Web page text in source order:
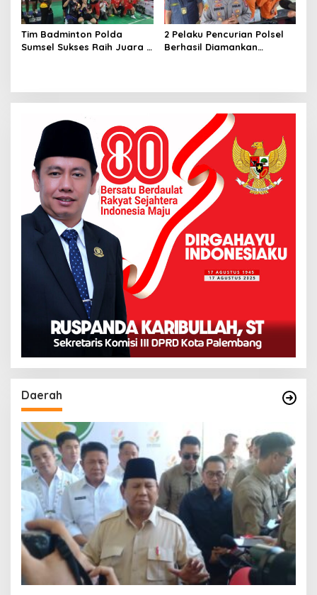
Tim Badminton Polda
Sumsel Sukses Raih Juara 1
2 Pelaku Pencurian Polsel
Berhasil Diamankan
Daerah